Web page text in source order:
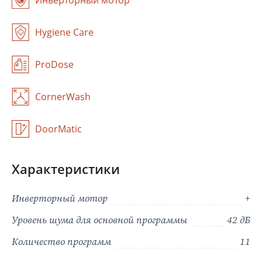
Hygiene Care
ProDose
CornerWash
DoorMatic
Характеристики
Инверторный мотор
+
Уровень шума для основной программы
42 дБ
Количество программ
11